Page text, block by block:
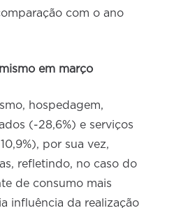
com o ano
em março
hospedagem,
(-28,6%) e serviços
por sua vez,
refletindo, no caso do
de consumo mais
influência da realização